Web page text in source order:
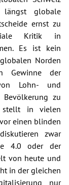
längst globale
ernst zu
Kritik in
Es ist kein
Norden
Gewinne der
Lohn- und
Bevölkerung zu
stellt in vielen
einen blinden
zwar
4.0 oder der
von heute und
in der gleichen
nur